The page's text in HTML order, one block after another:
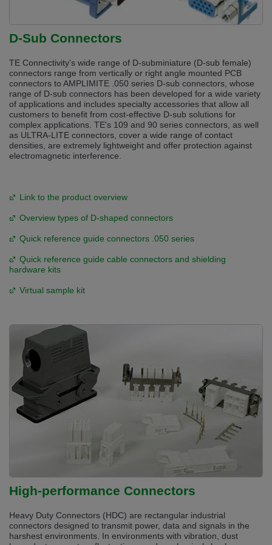
D-Sub Connectors
TE Connectivity's wide range of D-subminiature (D-sub female)
connectors range from vertically or right angle mounted PCB
connectors to AMPLIMITE .050 series D-sub connectors, whose
range of D-sub connectors has been developed for a wide variety
of applications and includes specialty accessories that allow all
customers to benefit from cost-effective D-sub solutions for
complex applications. TE's 109 and 90 series connectors, as well
as ULTRA-LITE connectors, cover a wide range of contact
densities, are extremely lightweight and offer protection against
electromagnetic interference.
Link to the product overview
Overview types of D-shaped connectors
Quick reference guide connectors .050 series
Quick reference guide cable connectors and shielding
hardware kits
Virtual sample kit
High-performance Connectors
Heavy Duty Connectors (HDC) are rectangular industrial
connectors designed to transmit power, data and signals in the
harshest environments. In environments with vibration, dust